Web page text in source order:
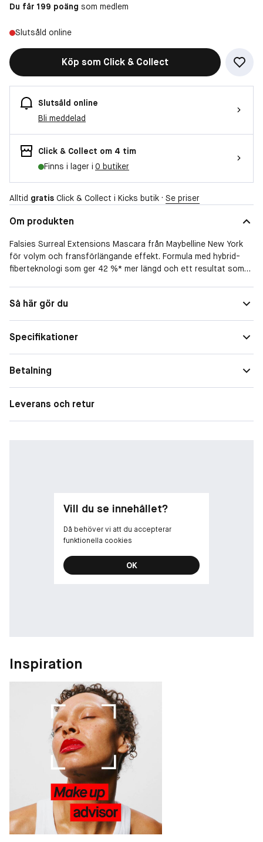
Du får 199 poäng som medlem
Slutsåld online
Köp som Click & Collect
Slutsåld online
Bli meddelad
Click & Collect om 4 tim
Finns i lager i 0 butiker
Alltid gratis Click & Collect i Kicks butik · Se priser
Om produkten
Falsies Surreal Extensions Mascara från Maybelline New York
för volym och fransförlängande effekt. Formula med hybrid-
fiberteknologi som ger 42 %* mer längd och ett resultat som
snabbt och enkelt med formulan som täcker fransarna från rot
till spets. Vattenfast. Vegansk formula***.
*Instrumentellt test
**Självutvärdering, 131 personer.
***Utan ingredienser av animaliskt ursprung.
Så här gör du
Specifikationer
Betalning
Leverans och retur
Vill du se innehållet?
Då behöver vi att du accepterar
funktionella cookies
OK
Inspiration